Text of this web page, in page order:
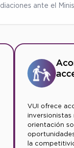
ante el
VUI ofrece
inversionistas
orientación
la